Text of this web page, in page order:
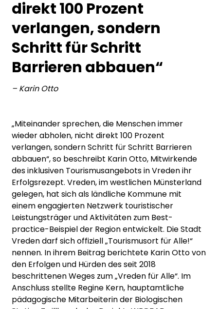
direkt 100 Prozent
verlangen, sondern
Schritt für Schritt
Barrieren abbauen“
– Karin Otto
„Miteinander sprechen, die Menschen immer
wieder abholen, nicht direkt 100 Prozent
verlangen, sondern Schritt für Schritt Barrieren
abbauen“, so beschreibt Karin Otto, Mitwirkende
des inklusiven Tourismusangebots in Vreden ihr
Erfolgsrezept. Vreden, im westlichen Münsterland
gelegen, hat sich als ländliche Kommune mit
einem engagierten Netzwerk touristischer
Leistungsträger und Aktivitäten zum Best-
practice-Beispiel der Region entwickelt. Die Stadt
Vreden darf sich offiziell „Tourismusort für Alle!“
nennen. In ihrem Beitrag berichtete Karin Otto von
den Erfolgen und Hürden des seit 2018
beschrittenen Weges zum „Vreden für Alle“. Im
Anschluss stellte Regine Kern, hauptamtliche
pädagogische Mitarbeiterin der Biologischen